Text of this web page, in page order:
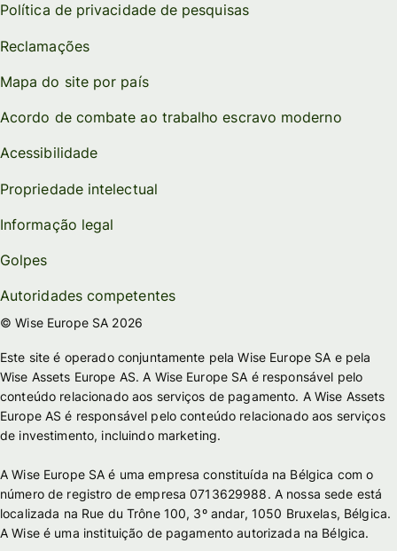
Política de privacidade de pesquisas
Reclamações
Mapa do site por país
Acordo de combate ao trabalho escravo moderno
Acessibilidade
Propriedade intelectual
Informação legal
Golpes
Autoridades competentes
© Wise Europe SA 2026
Este site é operado conjuntamente pela Wise Europe SA e pela
Wise Assets Europe AS. A Wise Europe SA é responsável pelo
conteúdo relacionado aos serviços de pagamento. A Wise Assets
Europe AS é responsável pelo conteúdo relacionado aos serviços
de investimento, incluindo marketing.
A Wise Europe SA é uma empresa constituída na Bélgica com o
número de registro de empresa 0713629988. A nossa sede está
localizada na Rue du Trône 100, 3º andar, 1050 Bruxelas, Bélgica.
A Wise é uma instituição de pagamento autorizada na Bélgica.